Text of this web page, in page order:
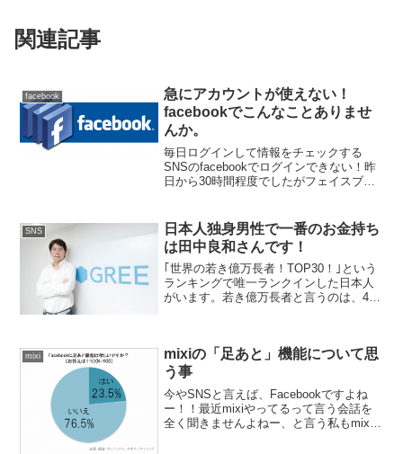
関連記事
facebook
急にアカウントが使えない！
facebookでこんなことありませ
んか。
毎日ログインして情報をチェックする
SNSのfacebookでログインできない！昨
日から30時間程度でしたがフェイスブッ
アプリを立ち上げふつうに使用していた
のですが、『いい...
SNS
日本人独身男性で一番のお金持ち
は田中良和さんです！
｢世界の若き億万長者！TOP30！｣という
ランキングで唯一ランクインした日本人
がいます。若き億万長者と言うのは、40
れば一目瞭然ですよね...
mixi
mixiの「足あと」機能について思
う事
今やSNSと言えば、Facebookですよね
ー！！最近mixiやってるって言う会話を
全く聞きませんよねー、と言う私もmixi